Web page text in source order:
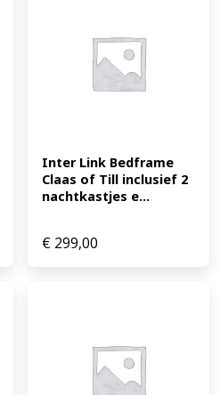
Inter Link Bedframe
Claas of Till inclusief 2
nachtkastjes e...
€ 299,00